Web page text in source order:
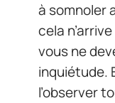
à somnoler
cela
vous ne
inquiétude.
l’observer